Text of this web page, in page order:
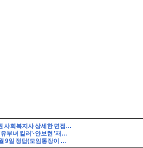
근로복지공단 직영병원 사회복지사 상세한 면접후기 7명 및 기출질문 기관 직무상식 정리 [근로복지공단 병원 사회복지사 면접]
뭐 봐야 하나…공효진 '유부녀 킬러'·안보현 '재벌X형사2', 동시간대 맞붙
카카오뱅크 OX퀴즈 8월 9일 정답(모임통장이 있어야 모임 미션 챌린지에 참여 가능하다)